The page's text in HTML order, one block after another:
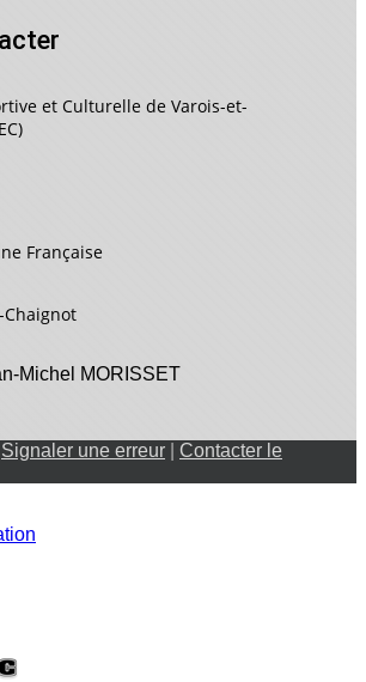
et Culturelle de Varois-et-
Française
Chaignot
Michel MORISSET
Signaler une erreur
Contacter le